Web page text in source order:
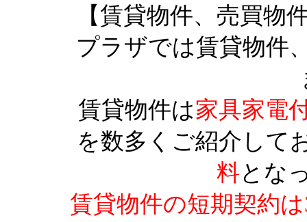
【賃貸物件、売買物
プラザでは賃貸物件
賃貸物件は家具家電
を数多くご紹介して
料とな
賃貸物件の短期契約